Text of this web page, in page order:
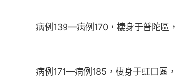
病例139—病例170，棲身于普陀區，
病例171—病例185，棲身于虹口區，